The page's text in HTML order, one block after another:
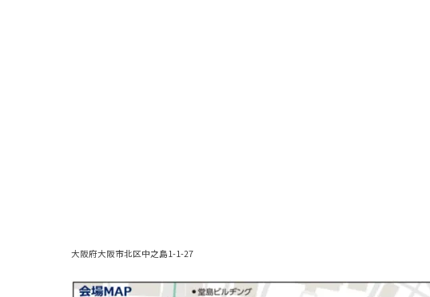
大阪府大阪市北区中之島1-1-27